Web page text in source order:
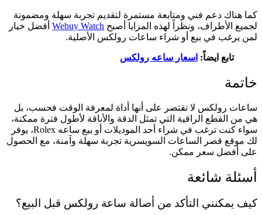
كما هناك دعم فني ومتابعة مستمرة لتقديم تجربة سهلة ومضمونة
لجميع الأطراف، ونظراً لهذه المزايا أصبح Webuy Watch أفضل خيار
لمن يرغب في بيع أو شراء ساعات رولكس الأصلية.
تابع ايضاً: اسعار ساعه رولكس
خاتمة
ساعات رولكس لا تقتصر على أنها أداة لمعرفة الوقت فحسب، بل
هي من القطع الراقية التي تمثل الدقة والأناقة لأطول فترة ممكنة،
سواء كنت ترغب في شراء أحد الموديلات أو بيع ساعه Rolex، يوفر
لك موقع قصر الساعات السويسرية تجربة سهلة وآمنة، مع الحصول
على أفضل سعر ممكن.
أسئلة شائعة
كيف يمكنني التأكد من أصالة ساعة رولكس قبل البيع؟